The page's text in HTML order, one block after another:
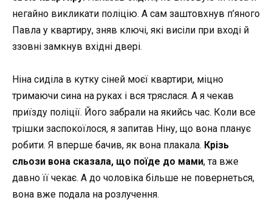
негайно викликати поліцію. А сам заштовхнув п’яного
Павла у квартиру, зняв ключі, які висіли при вході й
ззовні замкнув вхідні двері.
Ніна сиділа в кутку сіней моєї квартири, міцно
тримаючи сина на руках і вся тряслася. А я чекав
приїзду поліції. Його забрали на якийсь час. Коли все
трішки заспокоїлося, я запитав Ніну, що вона планує
робити. Я вперше бачив, як вона плакала. Крізь
сльози вона сказала, що поїде до мами, та вже
давно її чекає. А до чоловіка більше не повернеться,
вона вже подала на розлучення.